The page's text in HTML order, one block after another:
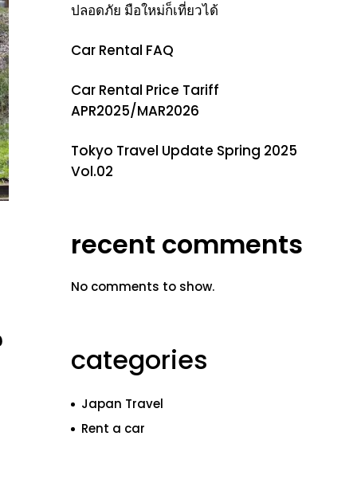
ปลอดภัย มือใหม่ก็เที่ยวได้
Car Rental FAQ
Car Rental Price Tariff
APR2025/MAR2026
Tokyo Travel Update Spring 2025
Vol.02
recent comments
No comments to show.
categories
Japan Travel
Rent a car